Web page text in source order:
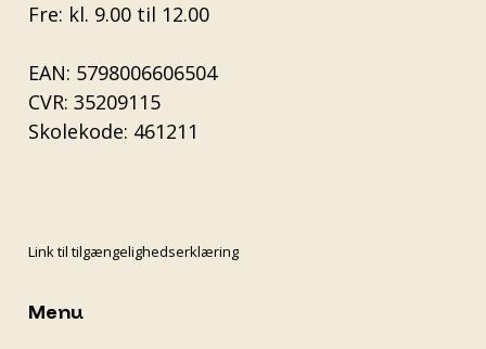
Fre: kl. 9.00 til 12.00
EAN: 5798006606504
CVR: 35209115
Skolekode: 461211
Link til tilgængelighedserklæring
Menu